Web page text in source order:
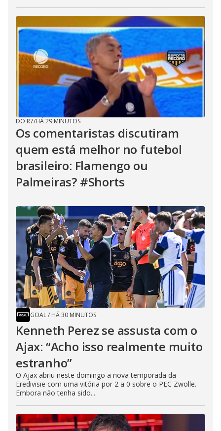
DO R7/HÁ 29 MINUTOS
Os comentaristas discutiram
quem está melhor no futebol
brasileiro: Flamengo ou
Palmeiras? #Shorts
GOAL/ HÁ 30 MINUTOS
Kenneth Perez se assusta com o
Ajax: “Acho isso realmente muito
estranho”
O Ajax abriu neste domingo a nova temporada da
Eredivisie com uma vitória por 2 a 0 sobre o PEC Zwolle.
Embora não tenha sido...